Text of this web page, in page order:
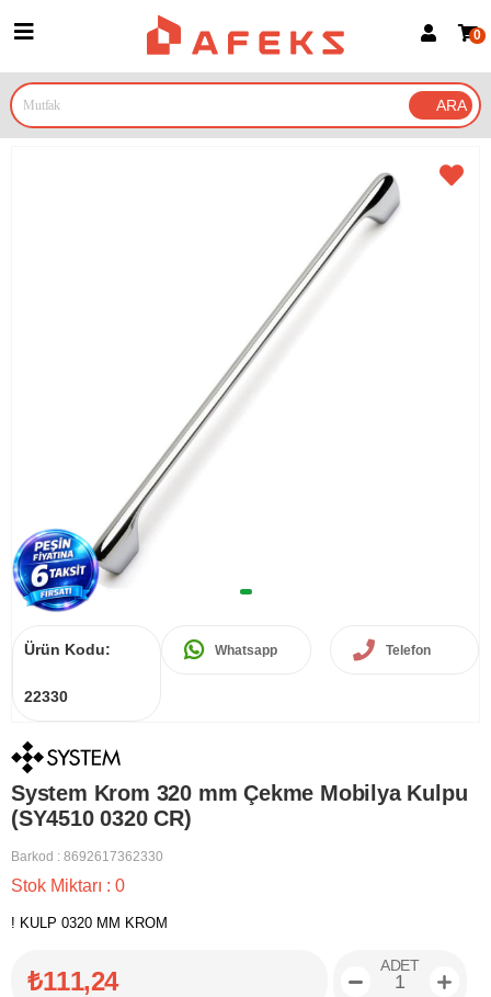
Google İle Bağlan
0
Ürün Kodu:
22330
Whatsapp Telefon
System Krom 320 mm Çekme Mobilya Kulpu
(SY4510 0320 CR)
Barkod : 8692617362330
Stok Miktarı : 0
! KULP 0320 MM KROM
₺111,24
ADET